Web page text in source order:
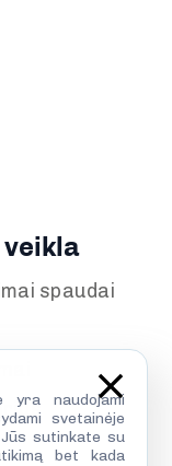
spaudai
yra naudojami
svetainėje
sutinkate su
bet kada